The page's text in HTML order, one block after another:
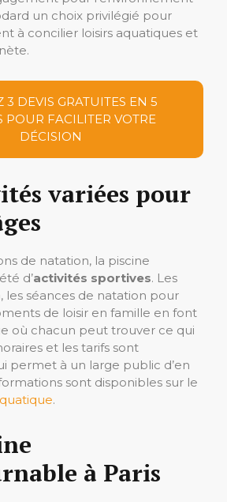
un choix privilégié pour
à concilier loisirs aquatiques et
3 DEVIS GRATUITES EN 5
POUR FACILITER VOTRE
DÉCISION
variées pour
de natation, la piscine
d’activités sportives. Les
les séances de natation pour
de loisir en famille en font
où chacun peut trouver ce qui
et les tarifs sont
permet à un large public d’en
sont disponibles sur le
.
à Paris